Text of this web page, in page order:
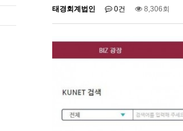
태경회계법인 0건 8,306회